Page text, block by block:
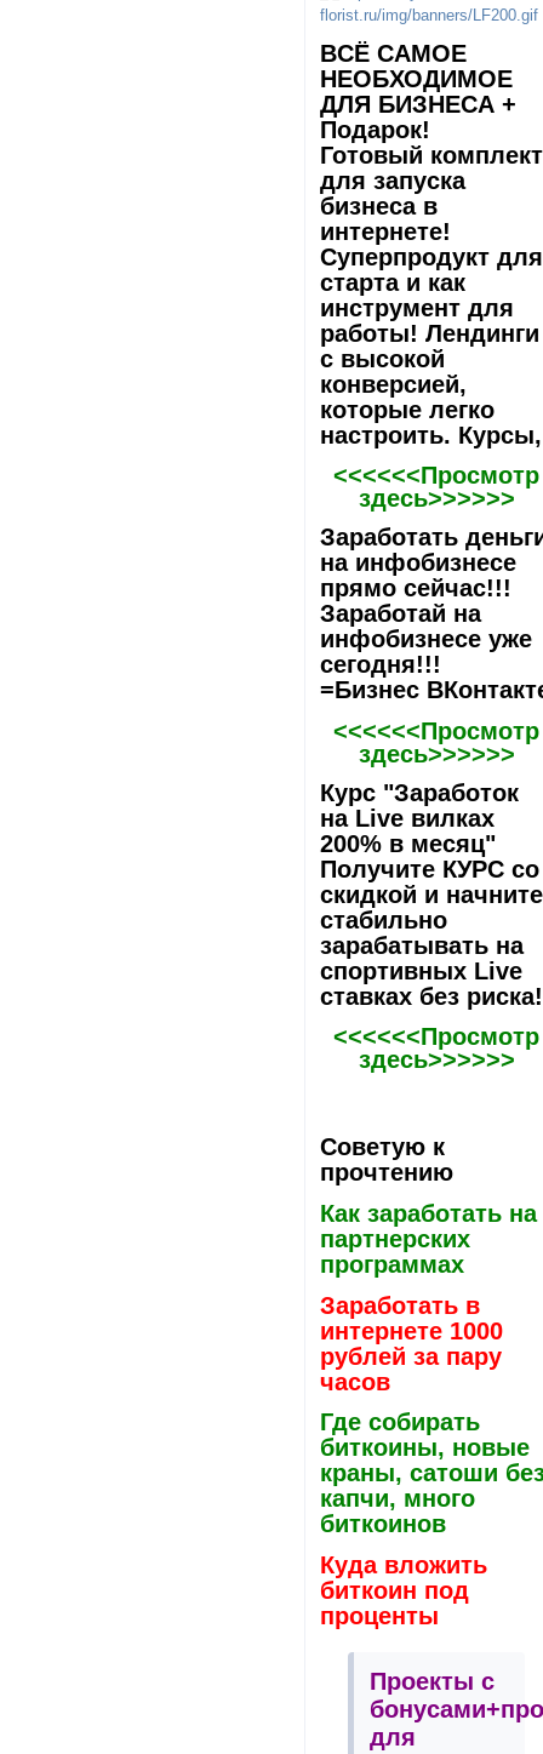
ВCЁ САМОЕ
НЕОБХОДИМОЕ
ДЛЯ БИЗНЕСА +
Подарок!
Готовый комплект
для запуска
бизнеса в
интернете!
Суперпродукт для
старта и как
инструмент для
работы! Лeндинги
с высокой
конверсией,
которые легко
настроить. Курсы,
<<<<<<Просмотр
здесь>>>>>>
Заработать
на инфобизнесе
прямо сейчас!!!
Заработай на
инфобизнесе уже
сегодня!!!
=Бизнес
<<<<<<Просмотр
здесь>>>>>>
Курс "Заработок
на Live вилках
200% в месяц"
Получите КУРС со
скидкой и начните
стабильно
зарабатывать на
спортивных Live
ставках без риска!
<<<<<<Просмотр
здесь>>>>>>
Советую к
прочтению
Как заработать на
партнерских
программах
Заработать в
интернете 1000
рублей за пару
часов
Где собирать
биткоины, новые
краны, сатоши
капчи, много
биткоинов
Куда вложить
биткоин под
проценты
Проекты с
для